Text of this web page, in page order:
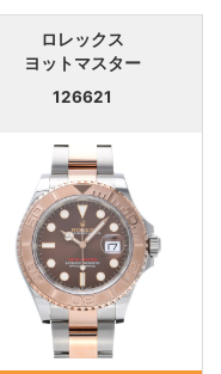
ロレックス
ヨットマスター
126621